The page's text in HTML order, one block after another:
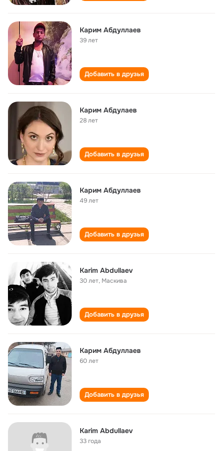
Карим Абдуллаев
39 лет
Добавить в друзья
Карим Абдулаев
28 лет
Добавить в друзья
Карим Абдуллаев
49 лет
Добавить в друзья
Karim Abdullaev
30 лет, Маскива
Добавить в друзья
Карим Абдуллаев
60 лет
Добавить в друзья
Karim Abdullaev
33 года